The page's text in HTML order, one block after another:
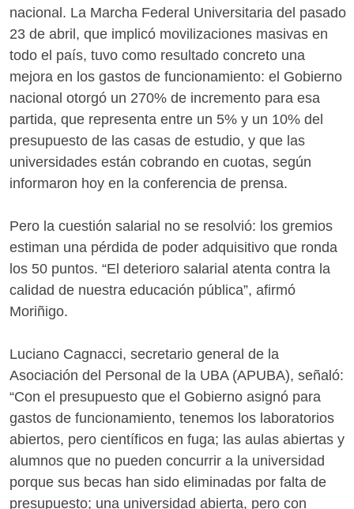
nacional. La Marcha Federal Universitaria del pasado
23 de abril, que implicó movilizaciones masivas en
todo el país, tuvo como resultado concreto una
mejora en los gastos de funcionamiento: el Gobierno
nacional otorgó un 270% de incremento para esa
partida, que representa entre un 5% y un 10% del
presupuesto de las casas de estudio, y que las
universidades están cobrando en cuotas, según
informaron hoy en la conferencia de prensa.
Pero la cuestión salarial no se resolvió: los gremios
estiman una pérdida de poder adquisitivo que ronda
los 50 puntos. “El deterioro salarial atenta contra la
calidad de nuestra educación pública”, afirmó
Moriñigo.
Luciano Cagnacci, secretario general de la
Asociación del Personal de la UBA (APUBA), señaló:
“Con el presupuesto que el Gobierno asignó para
gastos de funcionamiento, tenemos los laboratorios
abiertos, pero científicos en fuga; las aulas abiertas y
alumnos que no pueden concurrir a la universidad
porque sus becas han sido eliminadas por falta de
presupuesto; una universidad abierta, pero con